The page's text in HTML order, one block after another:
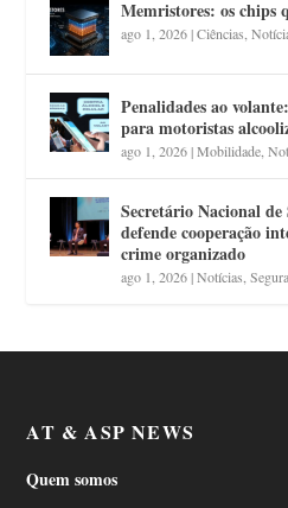
Memristores: os chips
ago 1, 2026|Ciências ,
Penalidades ao
para motoristas
ago 1, 2026|Mobilidade ,
Secretário Nacional
defende cooperação
crime organizado
ago 1, 2026|Notícias ,
AT & ASP NEWS
Quem somos